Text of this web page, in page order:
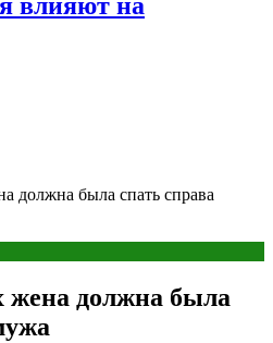
влияют на
должна была спать справа
жена должна была